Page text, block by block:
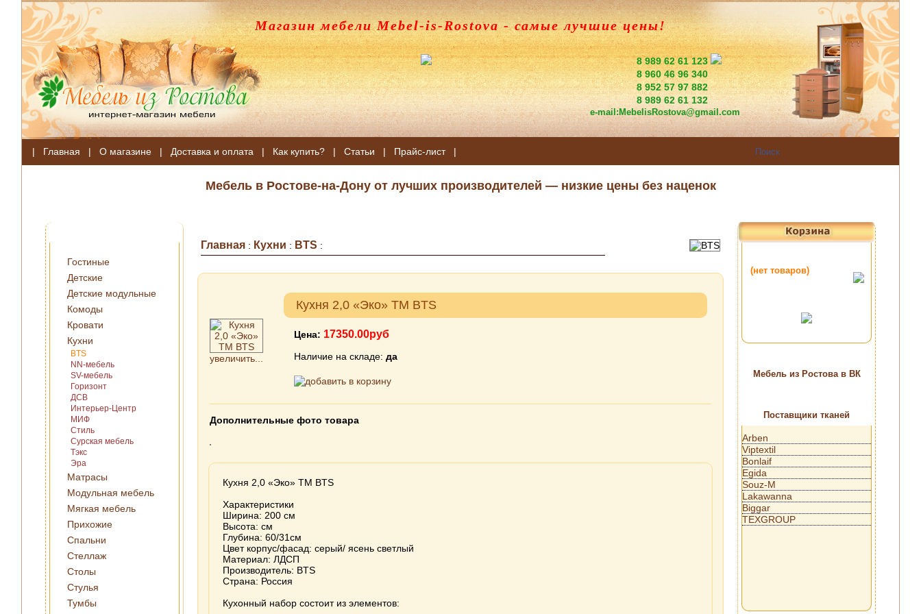
Магазин мебели Mebel-is-Rostova- самые лучшие цены!
8 989 62 61 123
8 960 46 96 340
8 952 57 97 882
8 989 62 61 132
e-mail:MebelisRostova@gmail.com
| Главная | О магазине | Доставка и оплата | Как купить? | Статьи | Прайс-лист |
Мебель в Ростове-на-Дону от лучших производителей — низкие цены без наценок
Гостиные
Детские
Детские модульные
Комоды
Кровати
Кухни
BTS
NN-мебель
SV-мебель
Горизонт
ДСВ
Интерьер-Центр
МИФ
Стиль
Сурская мебель
Тэкс
Эра
Матрасы
Модульная мебель
Мягкая мебель
Прихожие
Спальни
Стеллаж
Столы
Стулья
Тумбы
Главная : Кухни : BTS :
увеличить...
Кухня 2,0 «Эко» ТМ BTS
Цена: 17350.00руб
Наличие на складе: да
Дополнительные фото товара
Кухня 2,0 «Эко» ТМ BTS
Характеристики
Ширина: 200 см
Высота: см
Глубина: 60/31см
Цвет корпус/фасад: серый/ ясень светлый
Материал: ЛДСП
Производитель: BTS
Страна: Россия
Кухонный набор состоит из элементов:
Мебель из Ростова в ВК
Поставщики тканей
Arben
Viptextil
Bonlaif
Egida
Souz-M
Lakawanna
Biggar
TEXGROUP